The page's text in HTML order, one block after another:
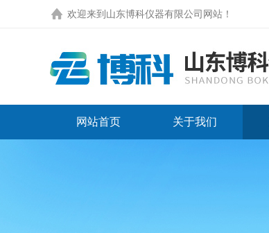
欢迎来到 山东博科仪器有限公司网站 ！
网站首页 关于我们